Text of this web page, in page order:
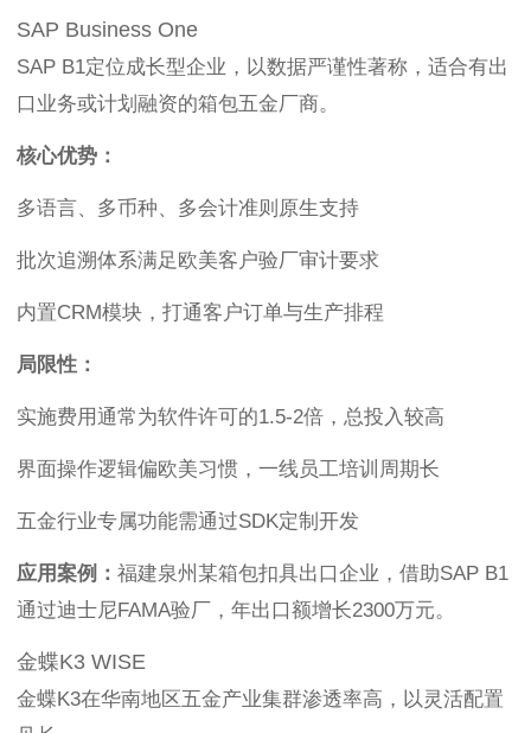
SAP Business One
SAP B1定位成长型企业，以数据严谨性著称，适合有出
口业务或计划融资的箱包五金厂商。
核心优势：
多语言、多币种、多会计准则原生支持
批次追溯体系满足欧美客户验厂审计要求
内置CRM模块，打通客户订单与生产排程
局限性：
实施费用通常为软件许可的1.5-2倍，总投入较高
界面操作逻辑偏欧美习惯，一线员工培训周期长
五金行业专属功能需通过SDK定制开发
应用案例： 福建泉州某箱包扣具出口企业，借助SAP B1
通过迪士尼FAMA验厂，年出口额增长2300万元。
金蝶K3 WISE
金蝶K3在华南地区五金产业集群渗透率高，以灵活配置